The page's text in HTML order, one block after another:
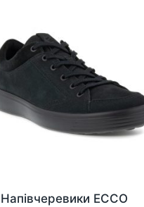
Напівчеревики ECCO